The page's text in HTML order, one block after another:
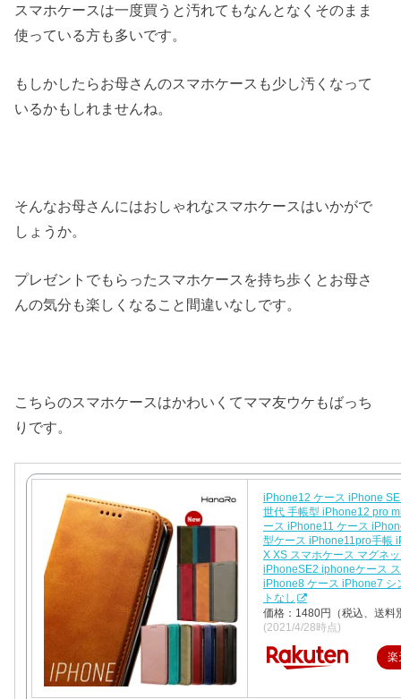
スマホケースは一度買うと汚れてもなんとなくそのまま
使っている方も多いです。
もしかしたらお母さんのスマホケースも少し汚くなって
いるかもしれませんね。
そんなお母さんにはおしゃれなスマホケースはいかがで
しょうか。
プレゼントでもらったスマホケースを持ち歩くとお母さ
んの気分も楽しくなること間違いなしです。
こちらのスマホケースはかわいくてママ友ウケもばっち
りです。
iPhone12 ケース iPhone
世代 手帳型 iPhone12 pro
ース iPhone11 ケース
型ケース iPhone11pro手帳
X XS スマホケース マグネ
iPhoneSE2 iphoneケース
iPhone8 ケース iPhone7 シ
トなし
価格：1480円（税込、送料
(2021/4/28時点)
楽